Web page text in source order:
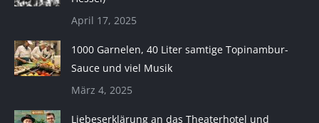
April 17, 2025
1000 Garnelen, 40 Liter samtige Topinambur-
Sauce und viel Musik
März 4, 2025
Liebeserklärung an das Theaterhotel und